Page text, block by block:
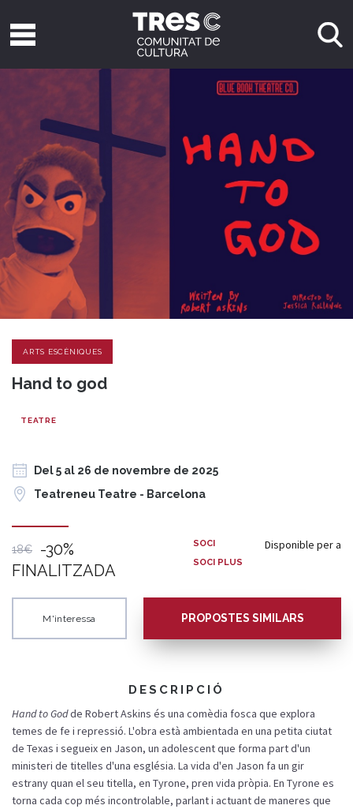
ARTS ESCÈNIQUES
Hand to god
TEATRE
Del 5 al 26 de novembre de 2025
Teatreneu Teatre - Barcelona
18€
-30%
FINALITZADA
Disponible per a
SOCI
SOCI PLUS
M'interessa PROPOSTES SIMILARS
DESCRIPCIÓ
Hand to Godde Robert Askins és una comèdia fosca que explora
temes de fe i repressió. L'obra està ambientada en una petita ciutat
de Texas i segueix en Jason, un adolescent que forma part d'un
ministeri de titelles d'una església. La vida d'en Jason fa un gir
estrany quan el seu titella, en Tyrone, pren vida pròpia. En Tyrone es
torna cada cop més incontrolable, parlant i actuant de maneres que